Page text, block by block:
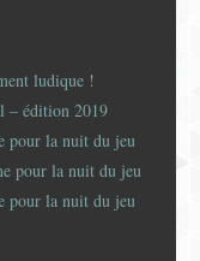
ludique !
– édition 2019
pour la nuit du jeu
pour la nuit du jeu
pour la nuit du jeu